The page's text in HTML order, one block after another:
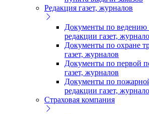
Редакция газет, журналов
Документы по ведению
редакции газет,
Документы по охране
газет, журналов
Документы по первой
газет, журналов
Документы по
редакции газет,
Страховая компания